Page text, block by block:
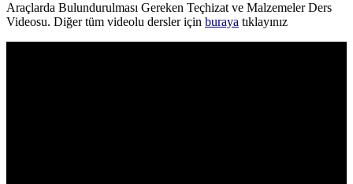
Araçlarda Bulundurulması Gereken Teçhizat ve Malzemeler Ders
Videosu. Diğer tüm videolu dersler için buraya tıklayınız